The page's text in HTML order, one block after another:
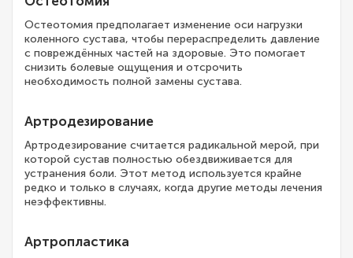
Остеотомия предполагает изменение оси нагрузки
коленного сустава, чтобы перераспределить давление
с повреждённых частей на здоровые. Это помогает
снизить болевые ощущения и отсрочить
необходимость полной замены сустава.
Артродезирование
Артродезирование считается радикальной мерой, при
которой сустав полностью обездвиживается для
устранения боли. Этот метод используется крайне
редко и только в случаях, когда другие методы лечения
неэффективны.
Артропластика